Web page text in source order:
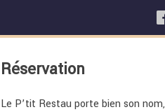
Réservation
Le P’tit Restau porte bien son nom,